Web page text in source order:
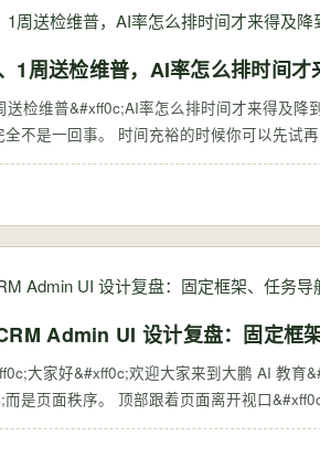
1周送检维普，AI率怎么排时间
送检维普&#xff0c;AI率怎么排时间才来得及
全不是一回事。 时间充裕的时候你可以先试
Admin UI 设计复盘：固定框
欢迎大家来到大鹏 AI 教育&#xff0c;我是张大鹏。 一个模型越来越多的
常不是功能&#xff0c;而是页面秩序。 顶部跟